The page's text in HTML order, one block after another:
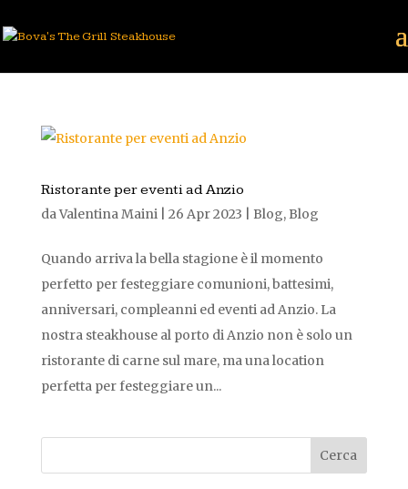
Ristorante per eventi ad Anzio
daValentina Maini| 26 Apr 2023 Blog, Blog
Quando arriva la bella stagione è il momento
perfetto per festeggiare comunioni, battesimi,
anniversari, compleanni ed eventi ad Anzio. La
nostra steakhouse al porto di Anzio non è solo un
ristorante di carne sul mare, ma una location
perfetta per festeggiare un...